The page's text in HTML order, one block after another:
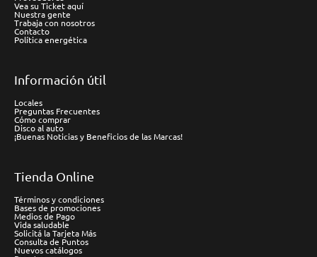
Vea su Ticket aquí
Nuestra gente
Trabaja con nosotros
Contacto
Política energética
Información útil
Locales
Preguntas Frecuentes
Cómo comprar
Disco al auto
¡Buenas Noticias y Beneficios de las Marcas!
Tienda Online
Términos y condiciones
Bases de promociones
Medios de Pago
Vida saludable
Solicitá la Tarjeta Más
Consulta de Puntos
Nuevos catálogos